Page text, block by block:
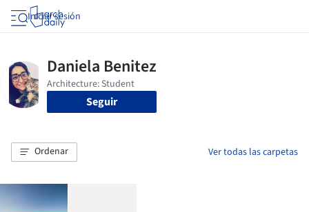
Iniciar sesión
Seguir
Ordenar Ver todas las carpetas